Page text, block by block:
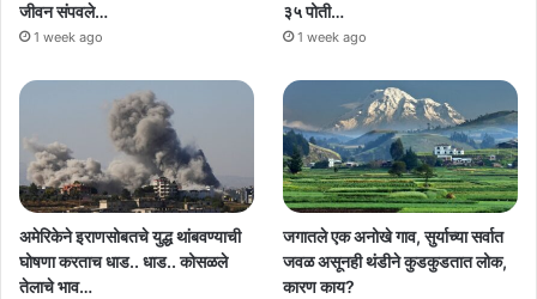
जीवन संपवले…
1 week ago
३५ पोती…
1 week ago
अमेरिकेने इराणसोबतचे युद्ध थांबवण्याची
घोषणा करताच धाड.. धाड.. कोसळले
तेलाचे भाव…
जगातले एक अनोखे गाव, सुर्याच्या सर्वात
जवळ असूनही थंडीने कुडकुडतात लोक,
कारण काय?